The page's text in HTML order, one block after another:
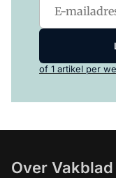
of 1 artikel per
Over